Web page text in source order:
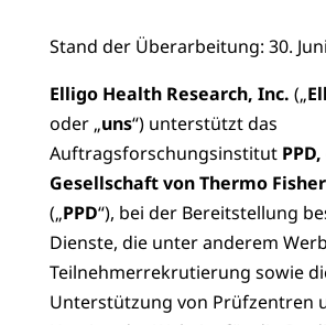
Stand der Überarbeitung: 30.
Elligo Health Research, Inc. („
oder „uns“) unterstützt das
Auftragsforschungsinstitut
Gesellschaft von Thermo
(„PPD“), bei der Bereitstellung
Dienste, die unter anderem
Teilnehmerrekrutierung sowie
Unterstützung von Prüfzentren